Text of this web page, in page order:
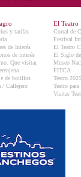
y tarifas
de Interés
de interés
Que visitar.
de bolillos
/ Callejero
El Teatro
Corral de
Festival
El Teatro
El Siglo
Museo
FITCA
Teatro 2025
Teatro
Visitas